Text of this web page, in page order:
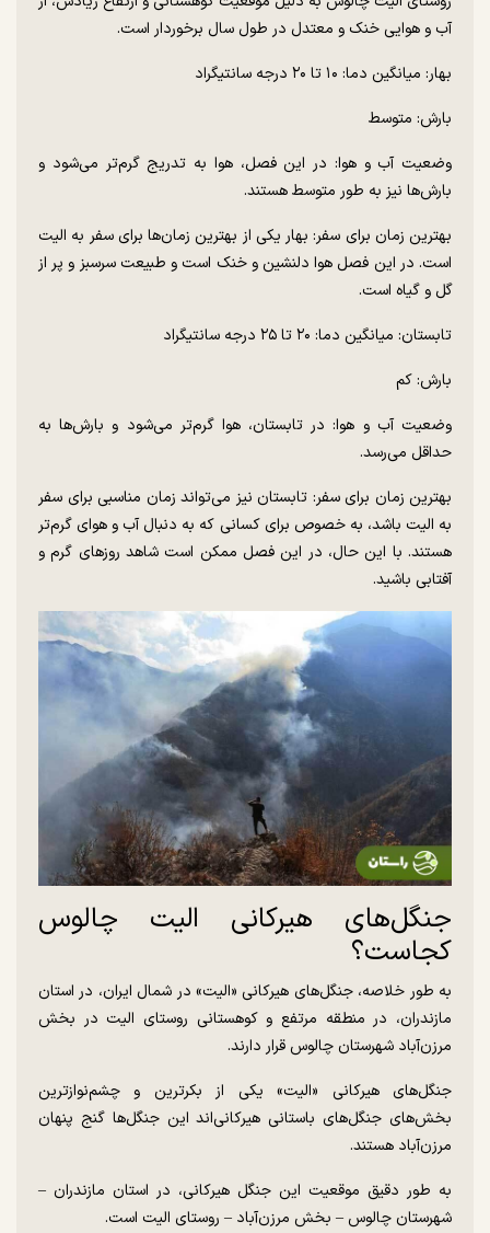
آب و هوایی خنک و معتدل در طول سال برخوردار است.
بهار: میانگین دما: ۱۰ تا ۲۰ درجه سانتیگراد
بارش: متوسط
وضعیت آب و هوا: در این فصل، هوا به تدریج گرم‌تر می‌شود و
بارش‌ها نیز به طور متوسط ​​هستند.
بهترین زمان برای سفر: بهار یکی از بهترین زمان‌ها برای سفر به الیت
است. در این فصل هوا دلنشین و خنک است و طبیعت سرسبز و پر از
گل و گیاه است.
تابستان: میانگین دما: ۲۰ تا ۲۵ درجه سانتیگراد
بارش: کم
وضعیت آب و هوا: در تابستان، هوا گرم‌تر می‌شود و بارش‌ها به
حداقل می‌رسد.
بهترین زمان برای سفر: تابستان نیز می‌تواند زمان مناسبی برای سفر
به الیت باشد، به خصوص برای کسانی که به دنبال آب و هوای گرم‌تر
هستند. با این حال، در این فصل ممکن است شاهد روز‌های گرم و
آفتابی باشید.
جنگل‌های هیرکانی الیت چالوس
کجاست؟
به طور خلاصه، جنگل‌های هیرکانی «الیت» در شمال ایران، در استان
مازندران، در منطقه مرتفع و کوهستانی روستای الیت در بخش
مرزن‌آباد شهرستان چالوس قرار دارند.
جنگل‌های هیرکانی «الیت» یکی از بکرترین و چشم‌نوازترین
بخش‌های جنگل‌های باستانی هیرکانی‌اند این جنگل‌ها گنج پنهان
مرزن‌آباد هستند.
به طور دقیق موقعیت این جنگل هیرکانی، در استان مازندران –
شهرستان چالوس – بخش مرزن‌آباد – روستای الیت است.